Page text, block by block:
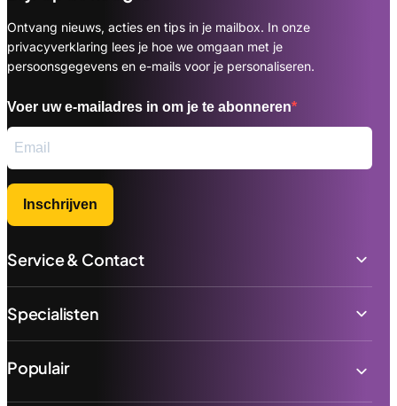
Ontvang nieuws, acties en tips in je mailbox. In onze
privacyverklaring lees je hoe we omgaan met je
persoonsgegevens en e-mails voor je personaliseren.
Voer uw e-mailadres in om je te abonneren
Inschrijven
Service & Contact
Specialisten
Populair